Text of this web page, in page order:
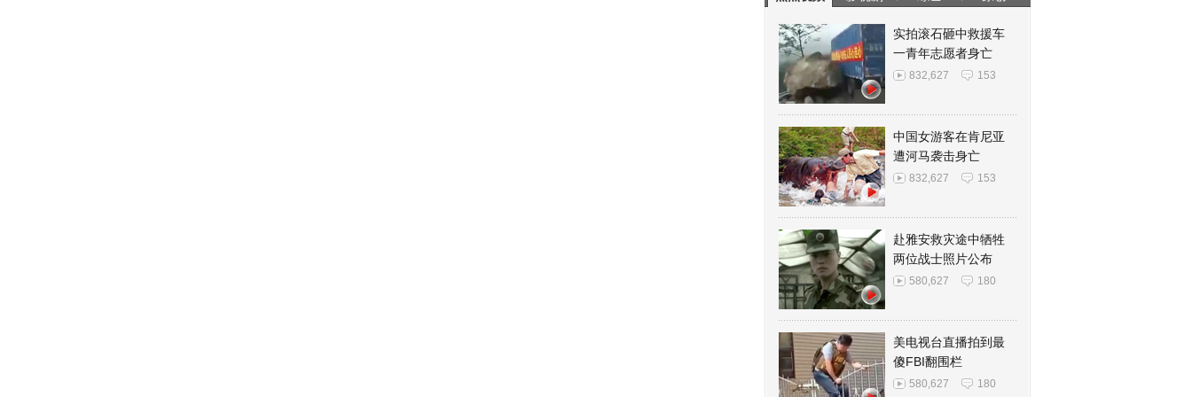
实拍滚石砸中救援车
一青年志愿者身亡
832,627 153
中国女游客在肯尼亚
遭河马袭击身亡
832,627 153
赴雅安救灾途中牺牲
两位战士照片公布
580,627 180
美电视台直播拍到最
傻FBI翻围栏
580,627 180